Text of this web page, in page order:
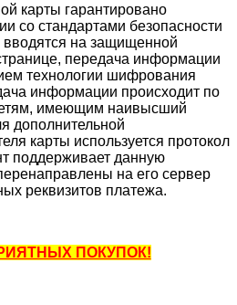
карты гарантировано
со стандартами безопасности
на защищенной
передача информации
технологии шифрования
информации происходит по
имеющим наивысший
дополнительной
карты используется протокол
поддерживает данную
на его сервер
реквизитов платежа.
ПОКУПОК!